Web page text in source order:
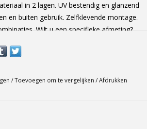
in 2 lagen. UV bestendig en glanzend
en buiten gebruik. Zelfklevende montage.
Wilt u een specifieke afmeting?
mm
/Toevoegen om te vergelijken /Afdrukken